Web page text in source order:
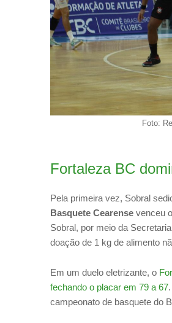
Foto:
Fortaleza BC
Pela primeira vez, Sobral
Basquete Cearense venceu
Sobral, por meio da
doação de 1 kg de alimento
Em um duelo eletrizante, o
fechando o placar em 79 a 67
campeonato de basquete do